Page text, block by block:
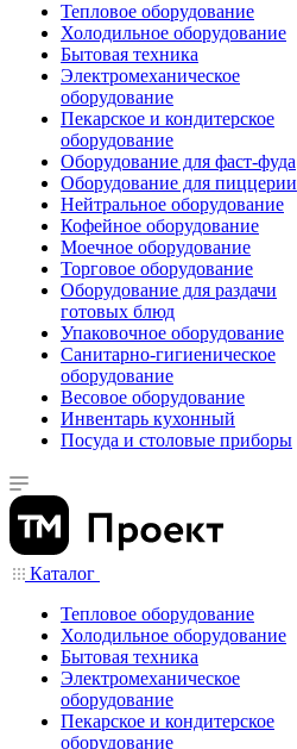
Тепловое оборудование
Холодильное оборудование
Бытовая техника
Электромеханическое
оборудование
Пекарское и кондитерское
оборудование
Оборудование для фаст-фуда
Оборудование для пиццерии
Нейтральное оборудование
Кофейное оборудование
Моечное оборудование
Торговое оборудование
Оборудование для раздачи
готовых блюд
Упаковочное оборудование
Санитарно-гигиеническое
оборудование
Весовое оборудование
Инвентарь кухонный
Посуда и столовые приборы
Каталог
Тепловое оборудование
Холодильное оборудование
Бытовая техника
Электромеханическое
оборудование
Пекарское и кондитерское
оборудование